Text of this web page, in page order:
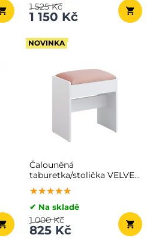
1 150 Kč
1 525 Kč
NOVINKA
Čalouněná
taburetka/stolička VELVET
ke toaletnímu stolku,
45×45×28,6 cm,
bílá/růžová
★★★★★
★★★★★
★★★★★
✔ Na skladě
825 Kč
1 000 Kč